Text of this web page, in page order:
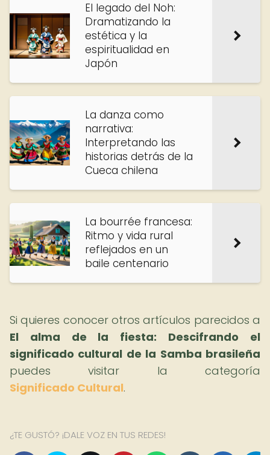
El legado del Noh:
Dramatizando la
estética y la
espiritualidad en
Japón
La danza como
narrativa:
Interpretando las
historias detrás de la
Cueca chilena
La bourrée francesa:
Ritmo y vida rural
reflejados en un
baile centenario
Si quieres conocer otros artículos parecidos a
El alma de la fiesta: Descifrando el
significado cultural de la Samba brasileña
puedes visitar la categoría
Significado Cultural.
¿TE GUSTÓ? ¡DALE VOZ EN TUS REDES!